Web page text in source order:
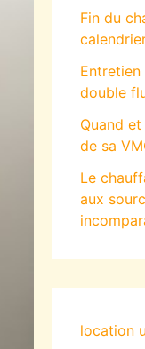
Fin du
double
Quand
de sa
Le
aux
location